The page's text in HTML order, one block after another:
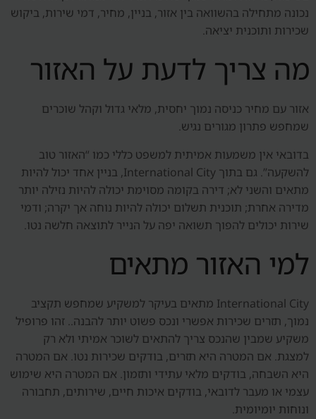
נכונה מתחילה בהשוואה בין אזור, בניין, מחיר, דמי שירות, ביקוש
שכירות ותוכנית יציאה.
מה צריך לדעת על האזור
אזור עם מחיר כניסה נמוך יחסית, מלאי גדול וקהל שוכרים
שמחפש פתרון מגורים נגיש.
בדובאי אין משמעות אמיתית למשפט כללי כמו “האזור טוב
להשקעה”. גם בתוך International City, בניין אחד יכול להיות
מתאים והשני לא; דירה בקומה מסוימת יכולה להיות נזילה יותר
מדירה אחרת; תוכנית תשלום יכולה להיות נוחה אך יקרה; ודמי
שירות יכולים להפוך תשואה יפה על הנייר לתוצאה חלשה נטו.
למי האזור מתאים
International City מתאים בעיקר למשקיע שמחפש תקציב
נמוך, תזרים שכירות אפשרי ונכס פשוט יותר להבנה.. זהו פרופיל
משקיע שמבין שהנכס צריך להתאים לשוכר אמיתי ולא רק
למצגת. אם המטרה היא תזרים, בודקים שכירות נטו. אם המטרה
היא השבחה, בודקים מלאי עתידי ותזמון. אם המטרה היא שימוש
עצמי או מעבר לדובאי, בודקים איכות חיים, שירותים, תחבורה
ונוחות יומיומית.